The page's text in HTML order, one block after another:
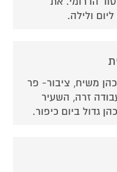
ולילה.
משיח, ציבור- פר
זרה, השעיר
גדול ביום כיפור.